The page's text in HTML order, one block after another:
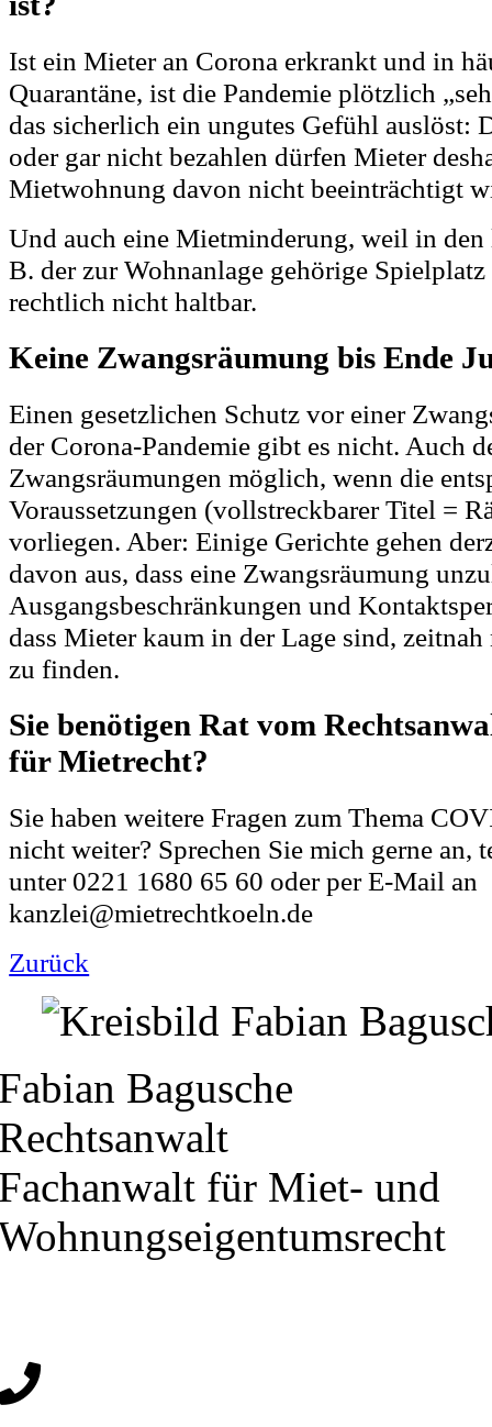
Ist ein Mieter an Corona erkrankt und in
Quarantäne, ist die Pandemie plötzlich
das sicherlich ein ungutes Gefühl auslöst:
oder gar nicht bezahlen dürfen Mieter
Mietwohnung davon nicht beeinträchtigt
Und auch eine Mietminderung, weil in den
B. der zur Wohnanlage gehörige
rechtlich nicht haltbar.
Keine Zwangsräumung bis Ende
Einen gesetzlichen Schutz vor einer
der Corona-Pandemie gibt es nicht. Auch
Zwangsräumungen möglich, wenn die
Voraussetzungen (vollstreckbarer Titel =
vorliegen. Aber: Einige Gerichte gehen
davon aus, dass eine Zwangsräumung
Ausgangsbeschränkungen und
dass Mieter kaum in der Lage sind,
zu finden.
Sie benötigen Rat vom
für Mietrecht?
Sie haben weitere Fragen zum Thema
nicht weiter? Sprechen Sie mich gerne an,
unter 0221 1680 65 60 oder per E-Mail an
kanzlei@mietrechtkoeln.de
Zurück
Bagusche
für Miet- und